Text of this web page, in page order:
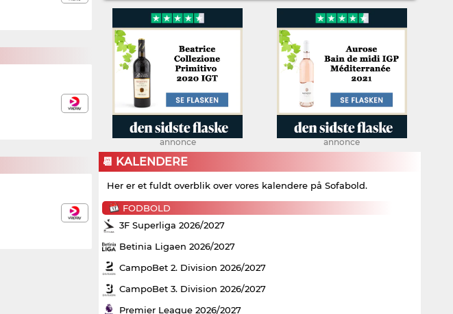
annonce annonce
📆 KALENDERE
Her er et fuldt overblik over vores kalendere på Sofabold.
FODBOLD
3F Superliga 2026/2027
Betinia Ligaen 2026/2027
CampoBet 2. Division 2026/2027
CampoBet 3. Division 2026/2027
Premier League 2026/2027